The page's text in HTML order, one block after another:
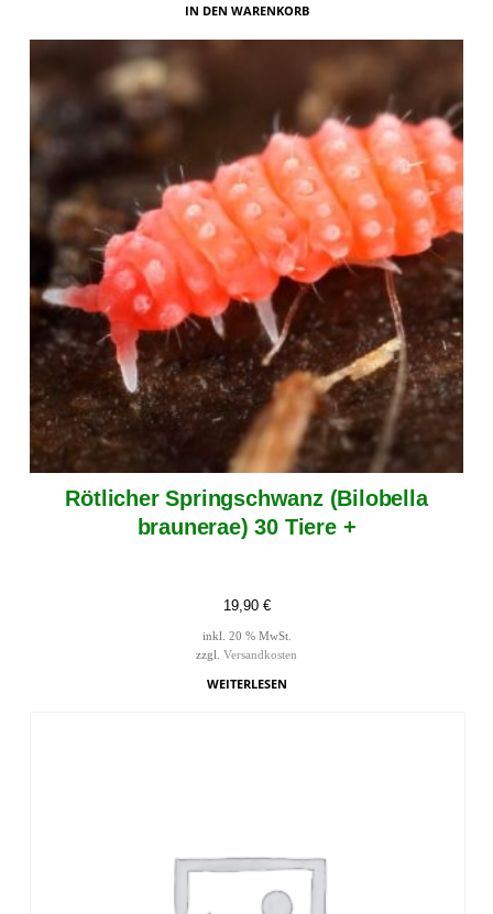
IN DEN WARENKORB
Rötlicher Springschwanz (Bilobella
braunerae) 30 Tiere +
19,90 €
inkl. 20 % MwSt.
zzgl. Versandkosten
WEITERLESEN